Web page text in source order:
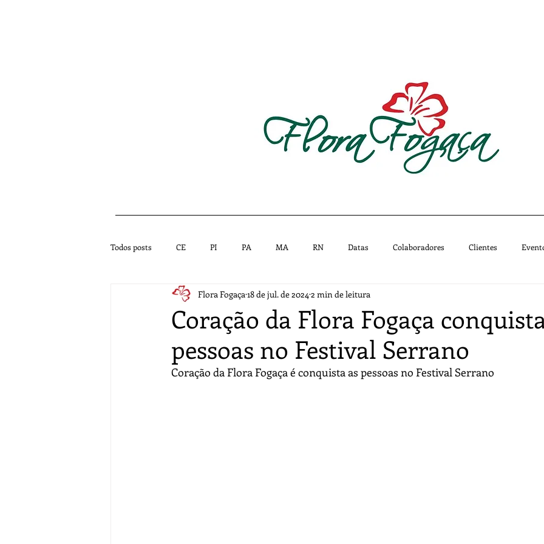
Todos posts CE PI PA MA RN Datas Colaboradores Clientes
Coração da Flora Fogaça
pessoas no Festival Serrano
Flora Fogaça 18 de jul. de 2024 2 min de leitura
Coração da Flora Fogaça é conquista as pessoas no Festival Serrano